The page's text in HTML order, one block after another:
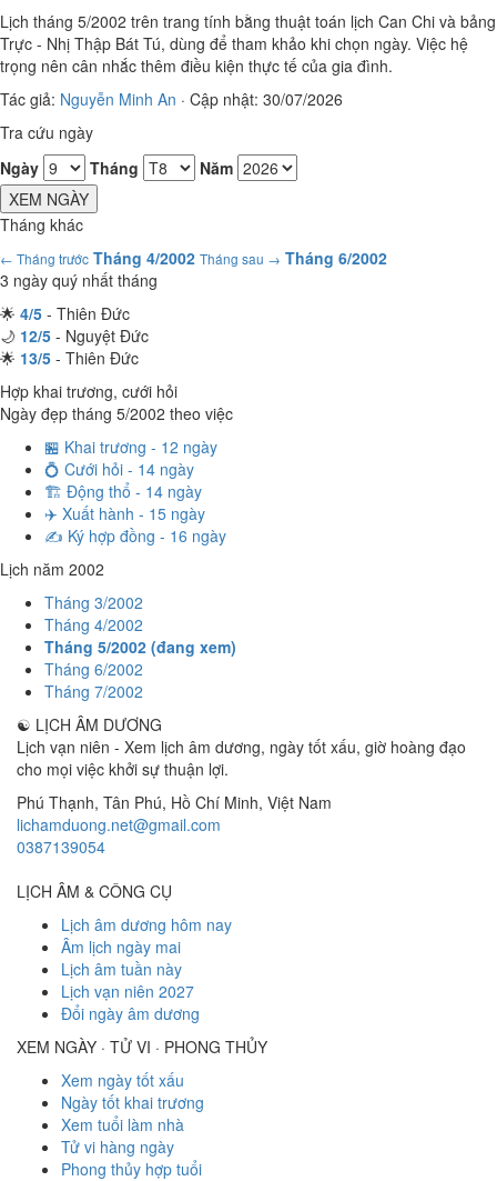
Lịch tháng 5/2002 trên trang tính bằng thuật toán lịch Can Chi và bảng
Trực - Nhị Thập Bát Tú, dùng để tham khảo khi chọn ngày. Việc hệ
trọng nên cân nhắc thêm điều kiện thực tế của gia đình.
Tác giả: Nguyễn Minh An · Cập nhật: 30/07/2026
Tra cứu ngày
Ngày
Tháng
Năm
XEM NGÀY
Tháng khác
← Tháng trước Tháng 4/2002 Tháng sau → Tháng 6/2002
3 ngày quý nhất tháng
🌟 4/5 - Thiên Đức
🌙 12/5 - Nguyệt Đức
🌟 13/5 - Thiên Đức
Hợp khai trương, cưới hỏi
Ngày đẹp tháng 5/2002 theo việc
🏪 Khai trương - 12 ngày
💍 Cưới hỏi - 14 ngày
🏗️ Động thổ - 14 ngày
✈️ Xuất hành - 15 ngày
✍️ Ký hợp đồng - 16 ngày
Lịch năm 2002
Tháng 3/2002
Tháng 4/2002
Tháng 5/2002 (đang xem)
Tháng 6/2002
Tháng 7/2002
☯ LỊCH ÂM DƯƠNG
Lịch vạn niên - Xem lịch âm dương, ngày tốt xấu, giờ hoàng đạo
cho mọi việc khởi sự thuận lợi.
Phú Thạnh, Tân Phú, Hồ Chí Minh, Việt Nam
lichamduong.net@gmail.com
0387139054
LỊCH ÂM & CÔNG CỤ
Lịch âm dương hôm nay
Âm lịch ngày mai
Lịch âm tuần này
Lịch vạn niên 2027
Đổi ngày âm dương
XEM NGÀY · TỬ VI · PHONG THỦY
Xem ngày tốt xấu
Ngày tốt khai trương
Xem tuổi làm nhà
Tử vi hàng ngày
Phong thủy hợp tuổi